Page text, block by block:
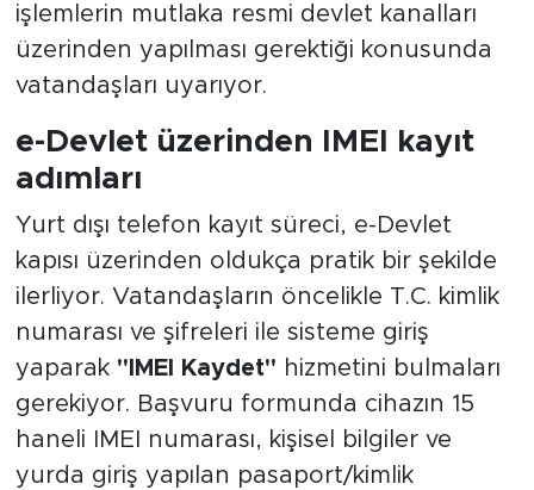
işlemlerin mutlaka resmi devlet kanalları
üzerinden yapılması gerektiği konusunda
vatandaşları uyarıyor.
e-Devlet üzerinden IMEI kayıt
adımları
Yurt dışı telefon kayıt süreci, e-Devlet
kapısı üzerinden oldukça pratik bir şekilde
ilerliyor. Vatandaşların öncelikle T.C. kimlik
numarası ve şifreleri ile sisteme giriş
yaparak "IMEI Kaydet" hizmetini bulmaları
gerekiyor. Başvuru formunda cihazın 15
haneli IMEI numarası, kişisel bilgiler ve
yurda giriş yapılan pasaport/kimlik